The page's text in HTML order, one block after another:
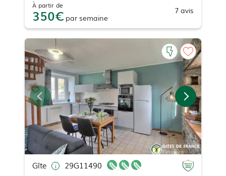
À partir de
350 par semaine
7 avis
Gîte
29G11490